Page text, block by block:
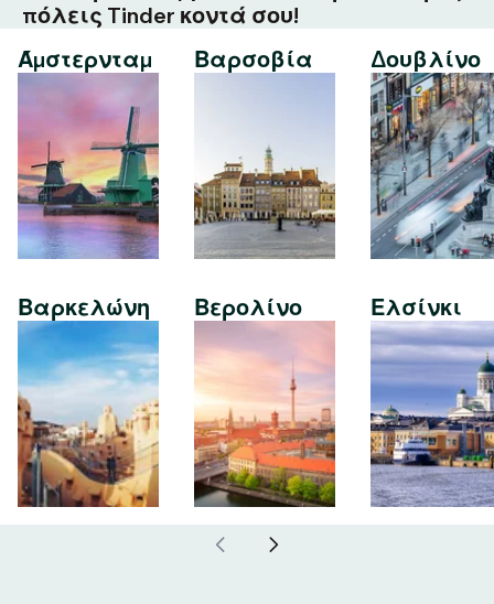
πόλεις Tinder κοντά σου!
Άμστερνταμ
Βαρκελώνη
Βαρσοβία
Βερολίνο
Δουβλίνο
Ελσίνκι